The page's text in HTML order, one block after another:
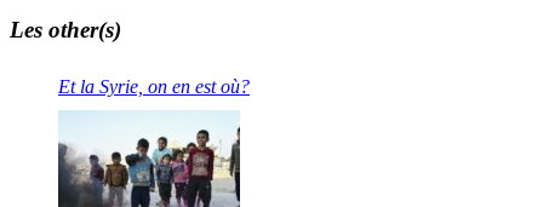
Les other(s)
Et la Syrie, on en est où?